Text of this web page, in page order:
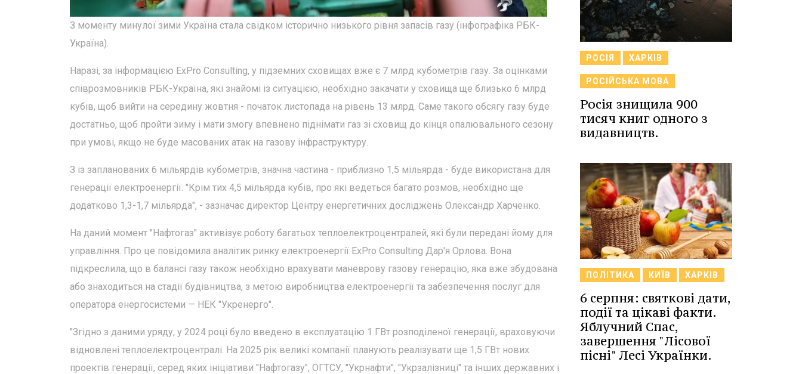
З моменту минулої зими Україна стала свідком історично низького рівня запасів газу (інфографіка РБК-
Україна).
Наразі, за інформацією ExPro Consulting, у підземних сховищах вже є 7 млрд кубометрів газу. За оцінками
співрозмовників РБК-Україна, які знайомі із ситуацією, необхідно закачати у сховища ще близько 6 млрд
кубів, щоб вийти на середину жовтня - початок листопада на рівень 13 млрд. Саме такого обсягу газу буде
достатньо, щоб пройти зиму і мати змогу впевнено піднімати газ зі сховищ до кінця опалювального сезону
при умові, якщо не буде масованих атак на газову інфраструктуру.
З із запланованих 6 мільярдів кубометрів, значна частина - приблизно 1,5 мільярда - буде використана для
генерації електроенергії. "Крім тих 4,5 мільярда кубів, про які ведеться багато розмов, необхідно ще
додатково 1,3-1,7 мільярда", - зазначає директор Центру енергетичних досліджень Олександр Харченко.
На даний момент "Нафтогаз" активізує роботу багатьох теплоелектроцентралей, які були передані йому для
управління. Про це повідомила аналітик ринку електроенергії ExPro Consulting Дар'я Орлова. Вона
підкреслила, що в балансі газу також необхідно врахувати маневрову газову генерацію, яка вже збудована
або знаходиться на стадії будівництва, з метою виробництва електроенергії та забезпечення послуг для
оператора енергосистеми — НЕК "Укренерго".
"Згідно з даними уряду, у 2024 році було введено в експлуатацію 1 ГВт розподіленої генерації, враховуючи
відновлені теплоелектроцентралі. На 2025 рік великі компанії планують реалізувати ще 1,5 ГВт нових
проектів генерації, серед яких ініціативи "Нафтогазу", ОГТСУ, "Укрнафти", "Укрзалізниці" та інших державних і
РОСІЯ ХАРКІВ
РОСІЙСЬКА МОВА
Росія знищила 900
тисяч книг одного з
видавництв.
ПОЛІТИКА КИЇВ ХАРКІВ
6 серпня: святкові дати,
події та цікаві факти.
Яблучний Спас,
завершення "Лісової
пісні" Лесі Українки.